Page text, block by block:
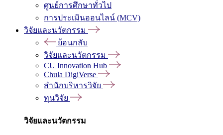
ศูนย์การศึกษาทั่วไป
การประเมินออนไลน์ (MCV)
วิจัยและนวัตกรรม
ย้อนกลับ
วิจัยและนวัตกรรม
CU Innovation Hub
Chula DigiVerse
สำนักบริหารวิจัย
ทุนวิจัย
วิจัยและนวัตกรรม